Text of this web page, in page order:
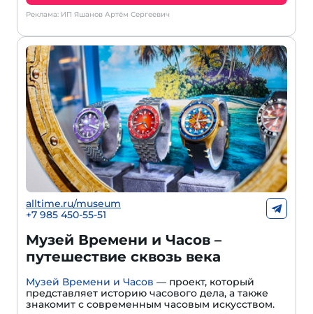
Реклама: ИП Яшанов Артём Сергеевич
alltime.ru/museum
+7 985 450-55-51
Музей Времени и Часов –
путешествие сквозь века
Музей Времени и Часов — проект, который
представляет историю часового дела, а также
знакомит с современным часовым искусством.